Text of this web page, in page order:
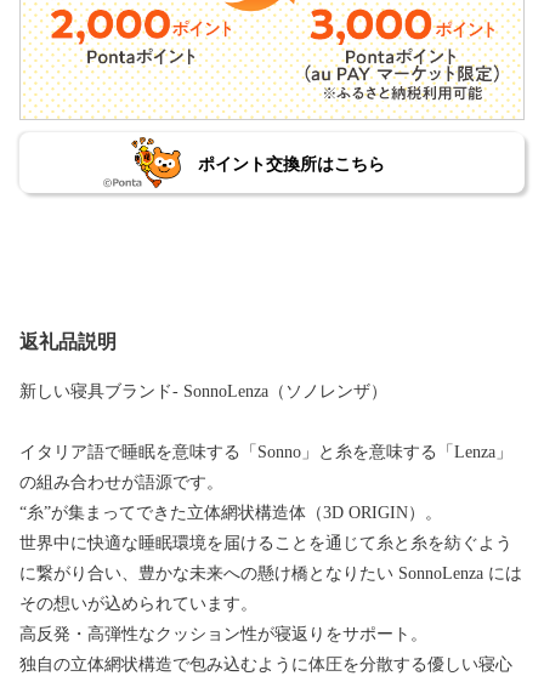
ポイント交換所はこちら
返礼品説明
新しい寝具ブランド- SonnoLenza（ソノレンザ）
イタリア語で睡眠を意味する「Sonno」と糸を意味する「Lenza」
の組み合わせが語源です。
“糸”が集まってできた立体網状構造体（3D ORIGIN）。
世界中に快適な睡眠環境を届けることを通じて糸と糸を紡ぐよう
に繋がり合い、豊かな未来への懸け橋となりたい SonnoLenza には
その想いが込められています。
高反発・高弾性なクッション性が寝返りをサポート。
独自の立体網状構造で包み込むように体圧を分散する優しい寝心